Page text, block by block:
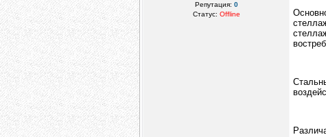
Репутация: 0
Статус: Offline